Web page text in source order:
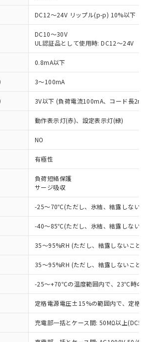
DC12～24V リップル(p-p) 10%以下
DC10～30V
UL認証品として使用時: DC12～24V
0.8mA以下
3～100mA
3V以下 (負荷電流100mA、コード長2m
動作表示灯(赤)、設定表示灯(緑)
NO
有極性
負荷短絡保護
サージ吸収
-25～70℃(ただし、氷結、結露しないこ
-40～85℃(ただし、氷結、結露しないこ
35～95%RH (ただし、結露しないこと)
35～95%RH (ただし、結露しないこと)
-25～+70℃の温度範囲内で、23℃時の
定格電源電圧±15%の範囲内で、定格
充電部一括とケース間: 50MΩ以上
件
をお読みいただき、同意のうえ
い。
ービスは、当社制御機器事業取扱
の当社在庫状況および標準価格
)を提供させていただくもので
制御機器事業取扱商品の中には、
ービスの対象外となる商品もある
をご了承ください。
状況および標準価格照会結果は、
している更新日時点での社内デー
基づき作成されるものであり、閲
：EU RoHS指令（10物質）の
応した製品が提供可能な商品で
RoHS指令（10物質）の非含
製品に切り替える予定のある
：EU RoHS指令（10物質）の
対応の商品で、対応品を出す予
ん。
中：EU RoHS指令（10物質）の
応状況を調査中または確認中の
イセンス料など無形物で、有
と関係のない商品です。
情により、非含有部品として
含有品と判明した場合などや
（10物質）：
以下、 水銀(Hg) 1000ppm以下、 カド
表
均質材料含有率が中国RoHSの
であることを示します。
均質材料含有率が中国RoHSの
えていることを示します。
認です。当社販売部門へお問
さい。
物質の基準値 (GB/T26572)：
は、これら貴社製品のうち、外国
および外国貿易法に定める商品
下｢規制貨物等」という）を輸出
は国外への提供する場合は、日本